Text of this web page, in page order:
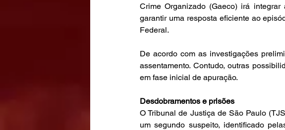
Crime Organizado (Gaeco) irá
garantir uma resposta eficiente ao
Federal.
De acordo com as investigações
assentamento. Contudo, outras
em fase inicial de apuração.
Desdobramentos e prisões
O Tribunal de Justiça de São Paulo
um segundo suspeito, identificado